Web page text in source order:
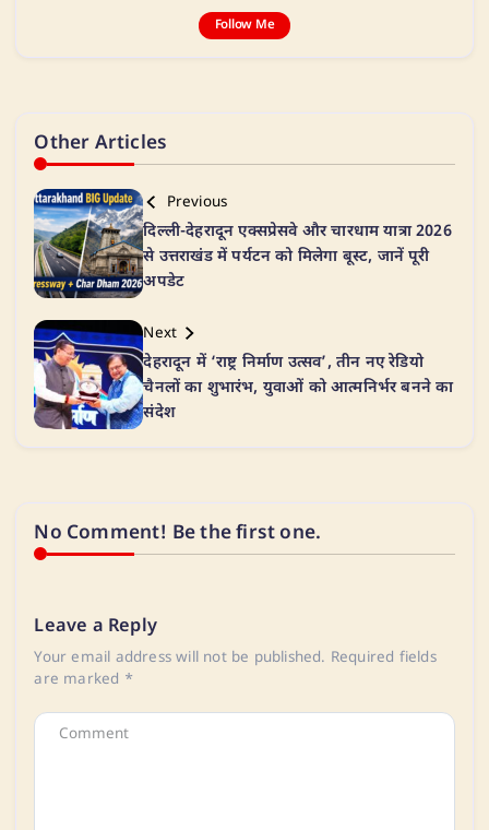
Follow Me
Other Articles
Previous
दिल्ली-देहरादून एक्सप्रेसवे और चारधाम यात्रा 2026
से उत्तराखंड में पर्यटन को मिलेगा बूस्ट, जानें पूरी
अपडेट
Next
देहरादून में ‘राष्ट्र निर्माण उत्सव’, तीन नए रेडियो
चैनलों का शुभारंभ, युवाओं को आत्मनिर्भर बनने का
संदेश
No Comment! Be the first one.
Leave a Reply
Your email address will not be published. Required fields
are marked *